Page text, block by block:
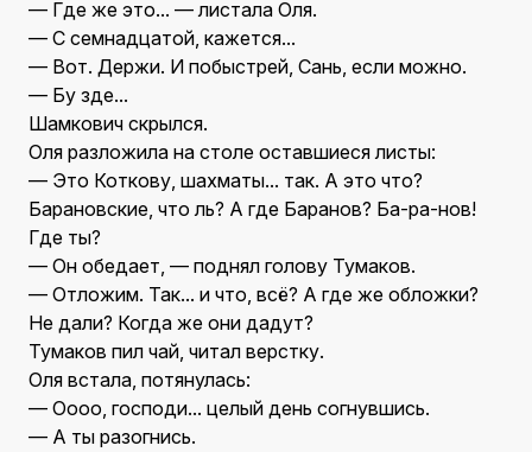
— Где же это... — листала Оля.
— С семнадцатой, кажется...
— Вот. Держи. И побыстрей, Сань, если можно.
— Бу зде...
Шамкович скрылся.
Оля разложила на столе оставшиеся листы:
— Это Коткову, шахматы... так. А это что?
Барановские, что ль? А где Баранов? Ба-ра-нов!
Где ты?
— Он обедает, — поднял голову Тумаков.
— Отложим. Так... и что, всё? А где же обложки?
Не дали? Когда же они дадут?
Тумаков пил чай, читал верстку.
Оля встала, потянулась:
— Оооо, господи... целый день согнувшись.
— А ты разогнись.